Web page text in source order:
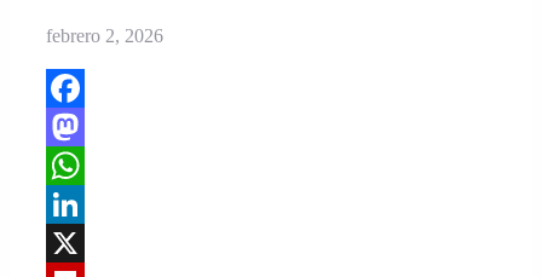
febrero 2, 2026
Facebook
Mastodon
WhatsApp
LinkedIn